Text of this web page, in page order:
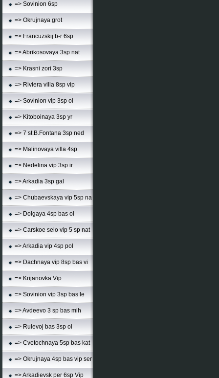
=> Sovinion 6sp
=> Okrujnaya grot
=> Francuzskij b-r 6sp
=> Abrikosovaya 3sp nat
=> Krasni zori 3sp
=> Riviera villa 8sp vip
=> Sovinion vip 3sp ol
=> Kitoboinaya 3sp yr
=> 7 st.B.Fontana 3sp ned
=> Malinovaya villa 4sp
=> Nedelina vip 3sp ir
=> Arkadia 3sp gal
=> Chubaevskaya vip 5sp na
=> Dolgaya 4sp bas ol
=> Carskoe selo vip 5 sp nat
=> Arkadia vip 4sp pol
=> Dachnaya vip 8sp bas vi
=> Krijanovka Vip
=> Sovinion vip 3sp bas le
=> Avdeevo 3 sp bas mih
=> Rulevoj bas 3sp ol
=> Cvetochnaya 5sp bas kat
=> Okrujnaya 4sp bas vip ser
=> Arkadievsk per 6sp Vip